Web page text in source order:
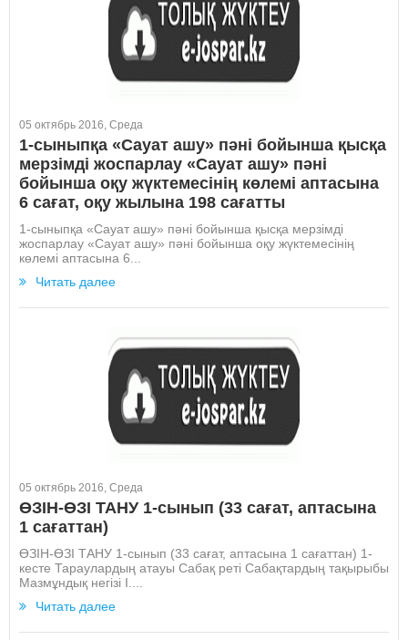
05 октябрь 2016, Среда
1-сыныпқа «Сауат ашу» пәні бойынша қысқа
мерзімді жоспарлау «Сауат ашу» пәні
бойынша оқу жүктемесінің көлемі аптасына
6 сағат, оқу жылына 198 сағатты
1-сыныпқа «Сауат ашу» пәні бойынша қысқа мерзімді
жоспарлау «Сауат ашу» пәні бойынша оқу жүктемесінің
көлемі аптасына 6...
Читать далее
05 октябрь 2016, Среда
ӨЗІН-ӨЗІ ТАНУ 1-сынып (33 сағат, аптасына
1 сағаттан)
ӨЗІН-ӨЗІ ТАНУ 1-сынып (33 сағат, аптасына 1 сағаттан) 1-
кесте Тараулардың атауы Сабақ реті Сабақтардың тақырыбы
Мазмұндық негізі I....
Читать далее